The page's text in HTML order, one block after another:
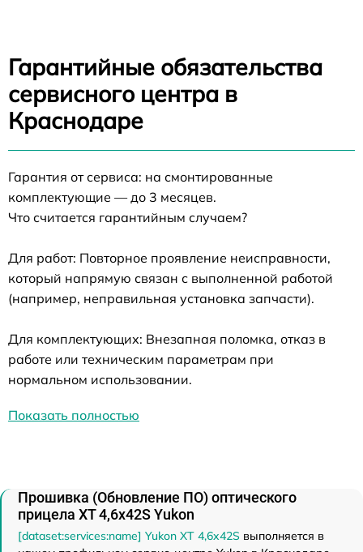
Гарантийные обязательства
сервисного центра в
Краснодаре
Гарантия от сервиса: на смонтированные
комплектующие — до 3 месяцев.
Что считается гарантийным случаем?
Для работ: Повторное проявление неисправности,
который напрямую связан с выполненной работой
(например, неправильная установка запчасти).
Для комплектующих: Внезапная поломка, отказ в
работе или техническим параметрам при
нормальном использовании.
Показать полностью
Прошивка (Обновление ПО) оптического
прицела XT 4,6x42S Yukon
[dataset:services:name] Yukon XT 4,6x42S выполняется в